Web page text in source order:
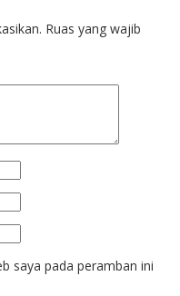
Ruas yang wajib
saya pada peramban ini